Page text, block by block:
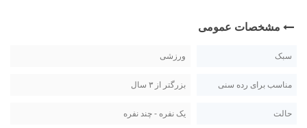
مشخصات عمومی
سبک ورزشی
مناسب برای رده سنی بزرگتر از ۳ سال
حالت یک نفره - چند نفره